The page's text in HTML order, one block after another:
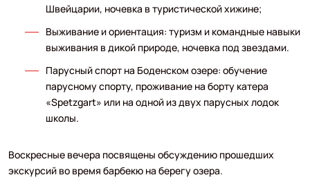
Швейцарии, ночевка в туристической хижине;
Выживание и ориентация: туризм и командные навыки
выживания в дикой природе, ночевка под звездами.
Парусный спорт на Боденском озере: обучение
парусному спорту, проживание на борту катера
«Spetzgart» или на одной из двух парусных лодок
школы.
Воскресные вечера посвящены обсуждению прошедших
экскурсий во время барбекю на берегу озера.